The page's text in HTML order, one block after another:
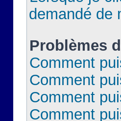
demandé de
Problèmes
Comment
Comment
Comment
Comment